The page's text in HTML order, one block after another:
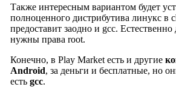
Также интересным вариантом будет
полноценного дистрибутива линукс в
предоставит заодно и gcc. Естественно
нужны права root.
Конечно, в Play Market есть и другие
Android, за деньги и бесплатные, но
есть gcc.